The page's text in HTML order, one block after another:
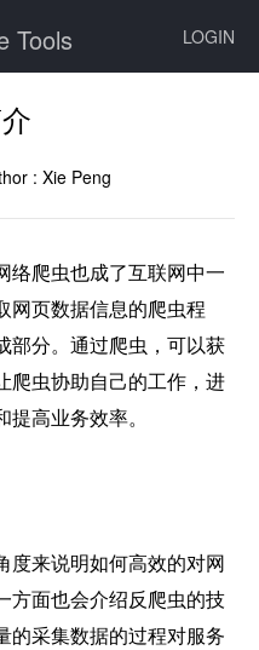
LOGIN
Tools
: Xie Peng
络爬虫也成了互联网中一
网页数据信息的爬虫程
部分。通过爬虫，可以获
爬虫协助自己的工作，进
高业务效率。
度来说明如何高效的对网
方面也会介绍反爬虫的技
的采集数据的过程对服务